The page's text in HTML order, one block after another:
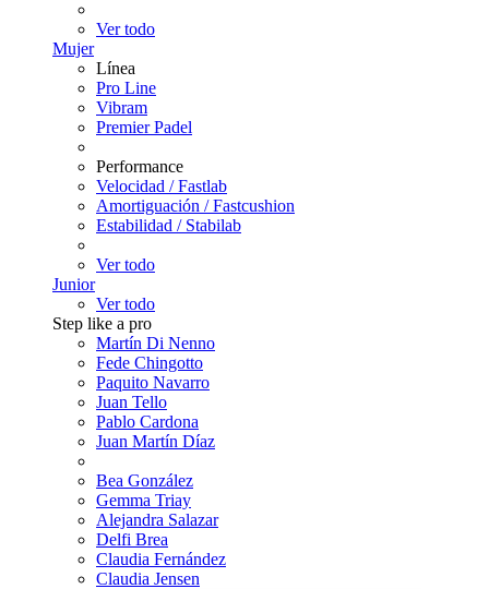
Ver todo
Mujer
Línea
Pro Line
Vibram
Premier Padel
Performance
Velocidad / Fastlab
Amortiguación / Fastcushion
Estabilidad / Stabilab
Ver todo
Junior
Ver todo
Step like a pro
Martín Di Nenno
Fede Chingotto
Paquito Navarro
Juan Tello
Pablo Cardona
Juan Martín Díaz
Bea González
Gemma Triay
Alejandra Salazar
Delfi Brea
Claudia Fernández
Claudia Jensen